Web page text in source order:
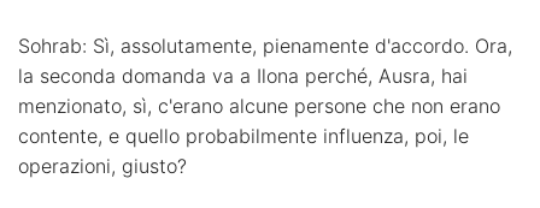
Sohrab: Sì, assolutamente, pienamente d'accordo. Ora,
la seconda domanda va a Ilona perché, Ausra, hai
menzionato, sì, c'erano alcune persone che non erano
contente, e quello probabilmente influenza, poi, le
operazioni, giusto?